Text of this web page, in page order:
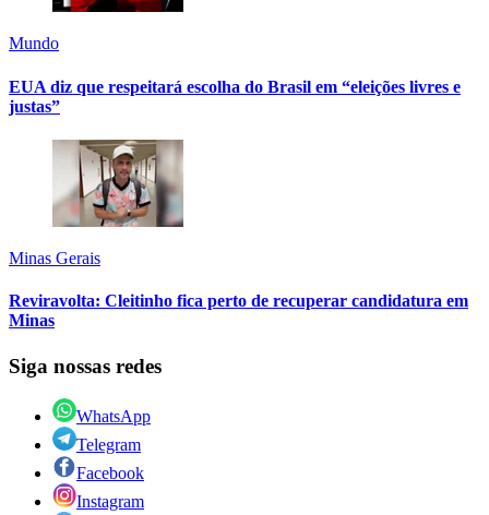
Mundo
EUA diz que respeitará escolha do Brasil em “eleições livres e
justas”
Minas Gerais
Reviravolta: Cleitinho fica perto de recuperar candidatura em
Minas
Siga nossas redes
WhatsApp
Telegram
Facebook
Instagram